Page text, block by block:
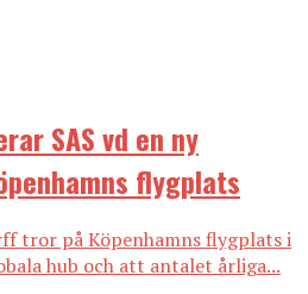
SAS vd en ny
flygplats
tror på Köpenhamns flygplats i
hub och att antalet årliga...